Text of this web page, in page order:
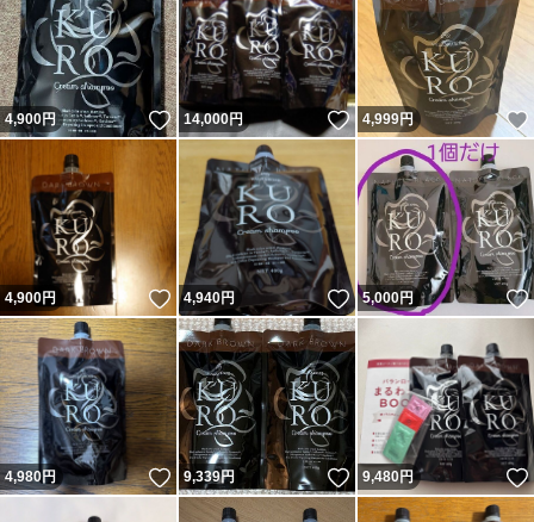
4,900円 いいね！
14,000円 いいね！
4,999円
4,900円 いいね！
4,940円 いいね！
5,000円
4,980円 いいね！
9,339円 いいね！
9,480円